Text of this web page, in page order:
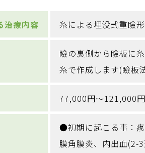
治療内容 糸による埋没式重瞼
瞼の裏側から瞼板に
糸で作成します(瞼板
77,000円～121,000
●初期に起こる事：
膜角膜炎、内出血(2-